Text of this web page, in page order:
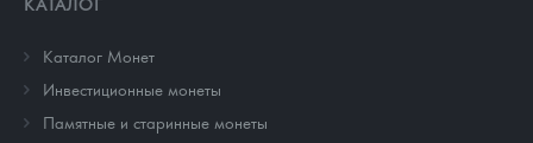
Каталог Монет
Инвестиционные монеты
Памятные и старинные монеты